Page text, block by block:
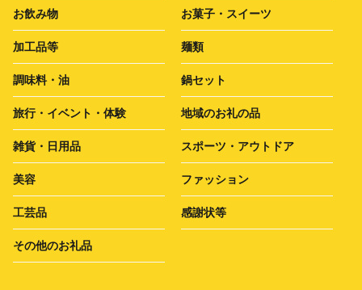
お飲み物 お菓子・スイーツ
加工品等 麺類
調味料・油 鍋セット
旅行・イベント・体験 地域のお礼の品
雑貨・日用品 スポーツ・アウトドア
美容 ファッション
工芸品 感謝状等
その他のお礼品